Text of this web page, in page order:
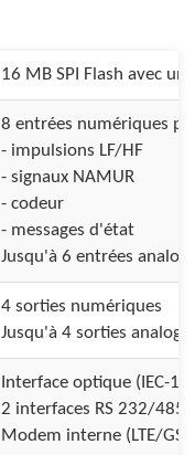
16 MB SPI Flash avec
8 entrées numériques
- impulsions LF/HF
- signaux NAMUR
- codeur
- messages d'état
Jusqu'à 6 entrées
4 sorties numériques
Jusqu'à 4 sorties
Interface optique (IEC-
2 interfaces RS 232/485
Modem interne (LTE/